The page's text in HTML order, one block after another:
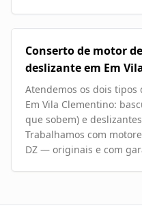
Conserto de motor
deslizante em Em
Atendemos os dois
Em Vila Clementino:
que sobem) e
Trabalhamos com
DZ — originais e com